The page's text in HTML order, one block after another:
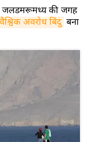
जलडमरूमध्य की जगह
वैश्विक अवरोध बिंदु बना